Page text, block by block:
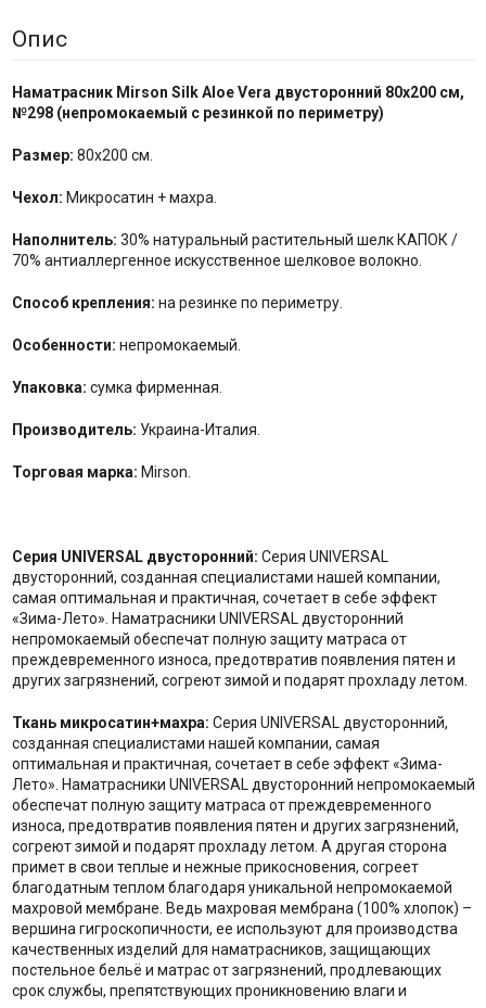
Опис
Наматрасник Mirson Silk Aloe Vera двусторонний 80x200 см,
№298 (непромокаемый с резинкой по периметру)
Размер: 80x200 см.
Чехол: Микросатин + махра.
Наполнитель: 30% натуральный растительный шелк КАПОК /
70% антиаллергенное искусственное шелковое волокно.
Способ крепления: на резинке по периметру.
Особенности: непромокаемый.
Упаковка: сумка фирменная.
Производитель: Украина-Италия.
Торговая марка: Mirson.
Серия UNIVERSAL двусторонний: Серия UNIVERSAL
двусторонний, созданная специалистами нашей компании,
самая оптимальная и практичная, сочетает в себе эффект
«Зима-Лето». Наматрасники UNIVERSAL двусторонний
непромокаемый обеспечат полную защиту матраса от
преждевременного износа, предотвратив появления пятен и
других загрязнений, согреют зимой и подарят прохладу летом.
Ткань микросатин+махра: Серия UNIVERSAL двусторонний,
созданная специалистами нашей компании, самая
оптимальная и практичная, сочетает в себе эффект «Зима-
Лето». Наматрасники UNIVERSAL двусторонний непромокаемый
обеспечат полную защиту матраса от преждевременного
износа, предотвратив появления пятен и других загрязнений,
согреют зимой и подарят прохладу летом. А другая сторона
примет в свои теплые и нежные прикосновения, согреет
благодатным теплом благодаря уникальной непромокаемой
махровой мембране. Ведь махровая мембрана (100% хлопок) –
вершина гигроскопичности, ее используют для производства
качественных изделий для наматрасников, защищающих
постельное бельё и матрас от загрязнений, продлевающих
срок службы, препятствующих проникновению влаги и